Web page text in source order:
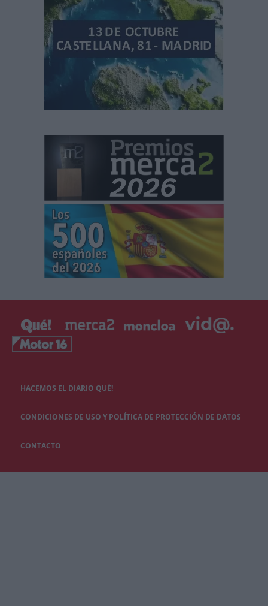
HACEMOS EL DIARIO QUÉ!
CONDICIONES DE USO Y POLÍTICA DE PROTECCIÓN DE DATOS
CONTACTO